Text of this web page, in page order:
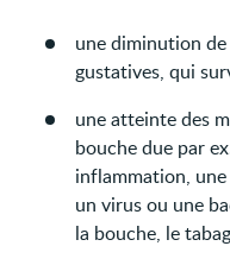
une diminution
gustatives, qui
une atteinte des
bouche due par
inflammation,
un virus ou une
la bouche, le